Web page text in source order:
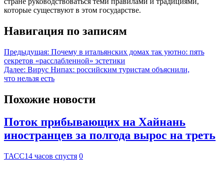
которые существуют в этом государстве.
Навигация по записям
Предыдущая: Почему в итальянских домах так уютно: пять
секретов «расслабленной» эстетики
Далее: Вирус Нипах: российским туристам объяснили,
что нельзя есть
Похожие новости
Поток прибывающих на Хайнань
иностранцев за полгода вырос на треть
ТАСС14 часов спустя 0